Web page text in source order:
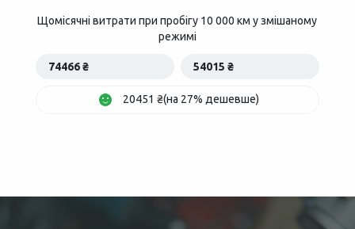
Щомісячні витрати при пробігу 10 000 км у змішаному
режимі
74466 ₴ 54015 ₴
20451 ₴(на 27% дешевше)